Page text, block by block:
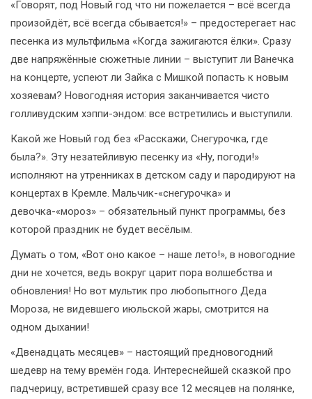
«Говорят, под Новый год что ни пожелается – всё всегда
произойдёт, всё всегда сбывается!» – предостерегает нас
песенка из мультфильма «Когда зажигаются ёлки». Сразу
две напряжённые сюжетные линии – выступит ли Ванечка
на концерте, успеют ли Зайка с Мишкой попасть к новым
хозяевам? Новогодняя история заканчивается чисто
голливудским хэппи-эндом: все встретились и выступили.
Какой же Новый год без «Расскажи, Снегурочка, где
была?». Эту незатейливую песенку из «Ну, погоди!»
исполняют на утренниках в детском саду и пародируют на
концертах в Кремле. Мальчик-«снегурочка» и
девочка-«мороз» – обязательный пункт программы, без
которой праздник не будет весёлым.
Думать о том, «Вот оно какое – наше лето!», в новогодние
дни не хочется, ведь вокруг царит пора волшебства и
обновления! Но вот мультик про любопытного Деда
Мороза, не видевшего июльской жары, смотрится на
одном дыхании!
«Двенадцать месяцев» – настоящий предновогодний
шедевр на тему времён года. Интереснейшей сказкой про
падчерицу, встретившей сразу все 12 месяцев на полянке,